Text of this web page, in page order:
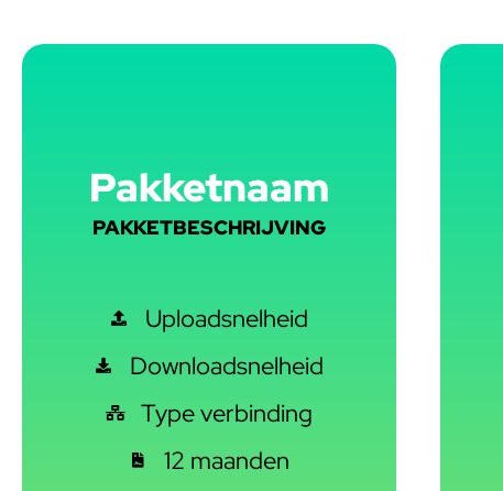
Pakketnaam
PAKKETBESCHRIJVING
Uploadsnelheid
Downloadsnelheid
Type verbinding
12 maanden